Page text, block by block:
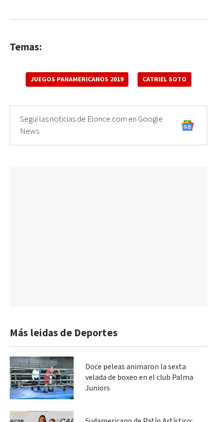
Temas:
JUEGOS PANAMERICANOS 2019 CATRIEL SOTO
Seguí las noticias de Elonce.com en Google
News
Más leidas de Deportes
Doce peleas animaron la sexta
velada de boxeo en el club Palma
Juniors